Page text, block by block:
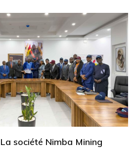
société Nimba Mining